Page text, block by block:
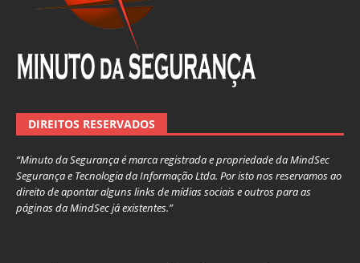
DIREITOS RESERVADOS
“Minuto da Segurança é marca registrada e propriedade da MindSec
Segurança e Tecnologia da Informação Ltda. Por isto nos reservamos ao
direito de apontar alguns links de mídias sociais e outros para as
páginas da MindSec já existentes.”